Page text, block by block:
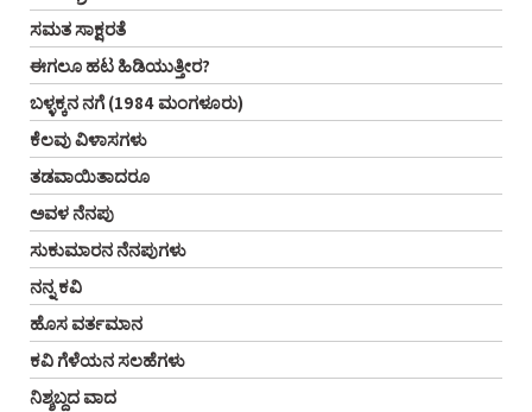
ಸಮತ ಸಾಕ್ಷರತೆ
ಈಗಲೂ ಹಟ ಹಿಡಿಯುತ್ತೀರ?
ಬಳ್ಳಕ್ಕನ ನಗೆ (1984 ಮಂಗಳೂರು)
ಕೆಲವು ವಿಳಾಸಗಳು
ತಡವಾಯಿತಾದರೂ
ಅವಳ ನೆನಪು
ಸುಕುಮಾರನ ನೆನಪುಗಳು
ನನ್ನ ಕವಿ
ಹೊಸ ವರ್ತಮಾನ
ಕವಿ ಗೆಳೆಯನ ಸಲಹೆಗಳು
ನಿಶ್ಶಬ್ದದ ವಾದ